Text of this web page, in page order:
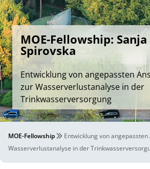
MOE-Fellowship: Sanja
Spirovska
Entwicklung von angepassten
zur Wasserverlustanalyse in der
Trinkwasserversorgung
MOE-Fellowship
Entwicklung von
Wasserverlustanalyse in der